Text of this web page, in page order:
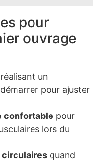
pour
ouvrage
un
pour ajuster
confortable pour
lors du
circulaires quand